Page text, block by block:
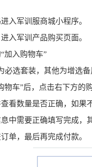
入军训服商城小程序。
入军训产品购买页面。
加入购物车”
必选套装，其他为增选
车”后，点击右下方的
看数量是否正确，如果
中需要正确填写完成，
单，最后再完成付款。